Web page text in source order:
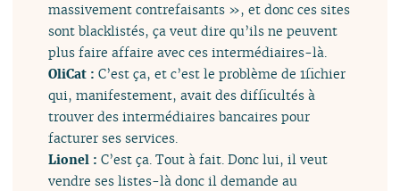
massivement contrefaisants », et donc ces sites
sont blacklistés, ça veut dire qu’ils ne peuvent
plus faire affaire avec ces intermédiaires-là.
OliCat : C’est ça, et c’est le problème de 1fichier
qui, manifestement, avait des difficultés à
trouver des intermédiaires bancaires pour
facturer ses services.
Lionel : C’est ça. Tout à fait. Donc lui, il veut
vendre ses listes-là donc il demande au